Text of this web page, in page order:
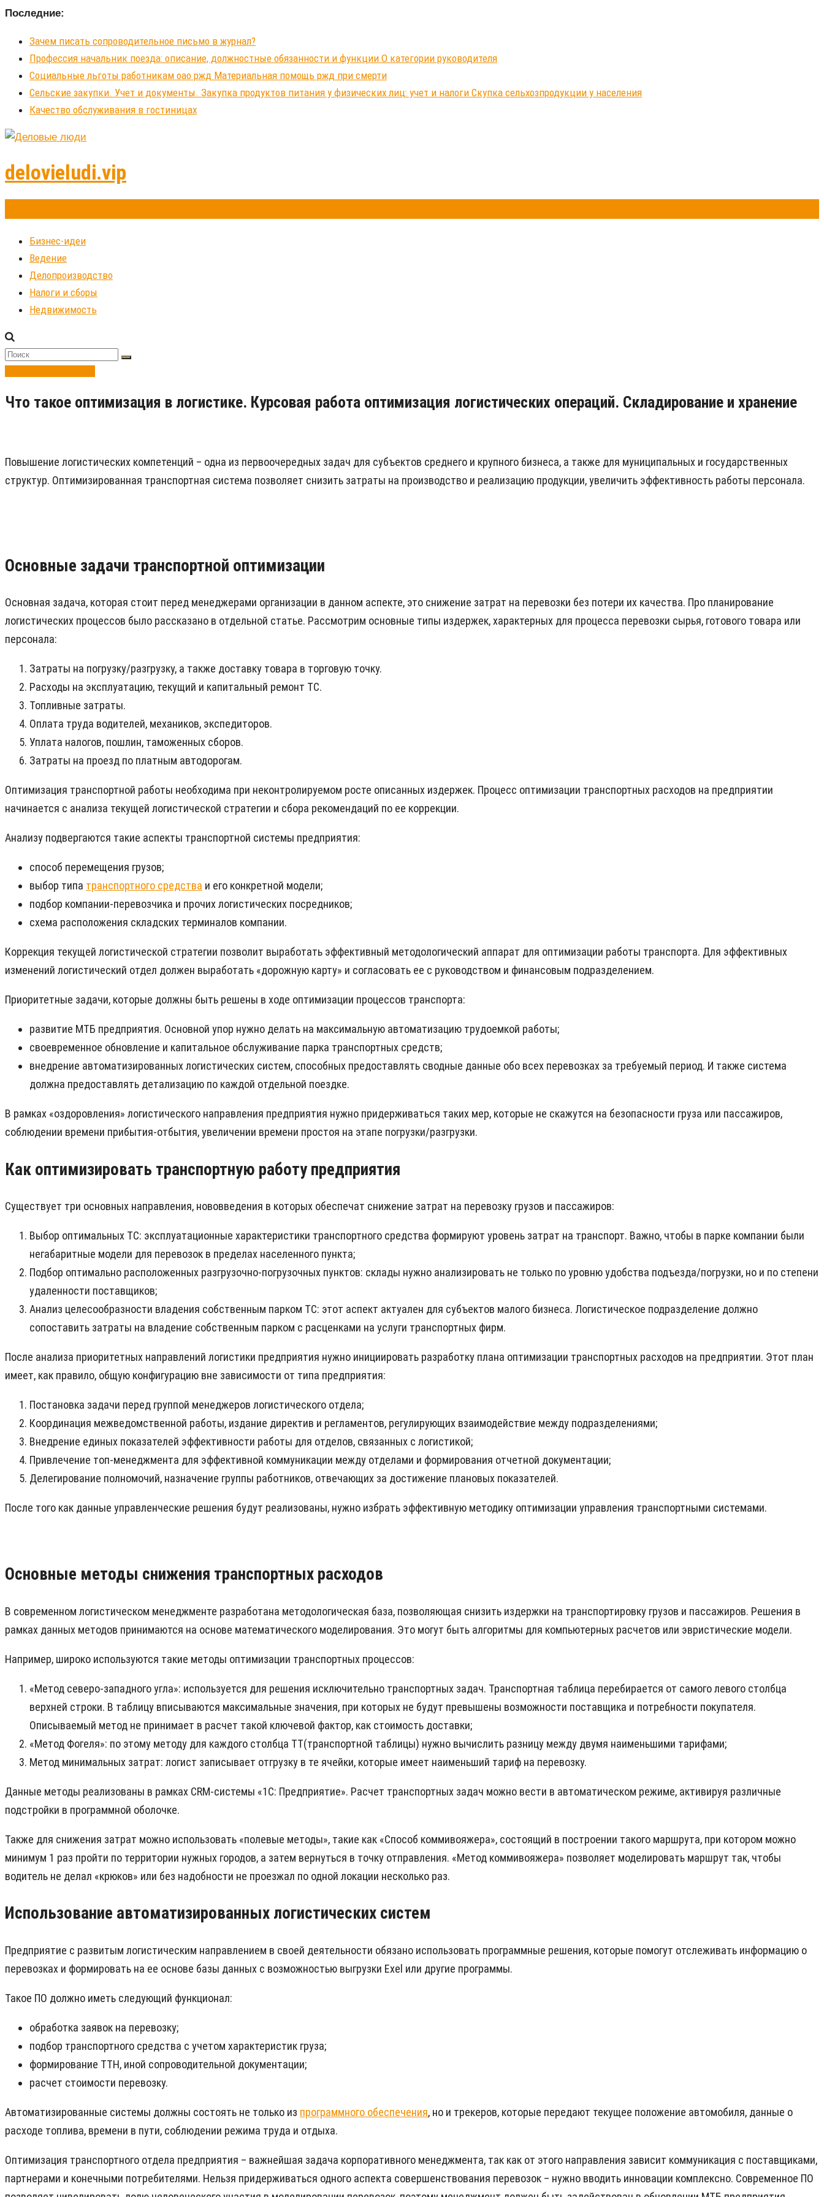
Последние:
Зачем писать сопроводительное письмо в журнал?
Профессия начальник поезда: описание, должностные обязанности и функции О категории руководителя
Социальные льготы работникам оао ржд Материальная помощь ржд при смерти
Сельские закупки. Учет и документы. Закупка продуктов питания у физических лиц: учет и налоги Скупка сельхозпродукции у населения
Качество обслуживания в гостиницах
delovieludi.vip
Бизнес-идеи
Ведение
Делопроизводство
Налоги и сборы
Недвижимость
Что такое оптимизация в логистике. Курсовая работа оптимизация логистических операций. Складирование и хранение
Повышение логистических компетенций – одна из первоочередных задач для субъектов среднего и крупного бизнеса, а также для муниципальных и государственных
структур. Оптимизированная транспортная система позволяет снизить затраты на производство и реализацию продукции, увеличить эффективность работы персонала.
Основные задачи транспортной оптимизации
Основная задача, которая стоит перед менеджерами организации в данном аспекте, это снижение затрат на перевозки без потери их качества. Про планирование
логистических процессов было рассказано в отдельной статье. Рассмотрим основные типы издержек, характерных для процесса перевозки сырья, готового товара или
персонала:
Затраты на погрузку/разгрузку, а также доставку товара в торговую точку.
Расходы на эксплуатацию, текущий и капитальный ремонт ТС.
Топливные затраты.
Оплата труда водителей, механиков, экспедиторов.
Уплата налогов, пошлин, таможенных сборов.
Затраты на проезд по платным автодорогам.
Оптимизация транспортной работы необходима при неконтролируемом росте описанных издержек. Процесс оптимизации транспортных расходов на предприятии
начинается с анализа текущей логистической стратегии и сбора рекомендаций по ее коррекции.
Анализу подвергаются такие аспекты транспортной системы предприятия:
способ перемещения грузов;
выбор типа транспортного средства и его конкретной модели;
подбор компании-перевозчика и прочих логистических посредников;
схема расположения складских терминалов компании.
Коррекция текущей логистической стратегии позволит выработать эффективный методологический аппарат для оптимизации работы транспорта. Для эффективных
изменений логистический отдел должен выработать «дорожную карту» и согласовать ее с руководством и финансовым подразделением.
Приоритетные задачи, которые должны быть решены в ходе оптимизации процессов транспорта:
развитие МТБ предприятия. Основной упор нужно делать на максимальную автоматизацию трудоемкой работы;
своевременное обновление и капитальное обслуживание парка транспортных средств;
внедрение автоматизированных логистических систем, способных предоставлять сводные данные обо всех перевозках за требуемый период. И также система
должна предоставлять детализацию по каждой отдельной поездке.
В рамках «оздоровления» логистического направления предприятия нужно придерживаться таких мер, которые не скажутся на безопасности груза или пассажиров,
соблюдении времени прибытия-отбытия, увеличении времени простоя на этапе погрузки/разгрузки.
Как оптимизировать транспортную работу предприятия
Существует три основных направления, нововведения в которых обеспечат снижение затрат на перевозку грузов и пассажиров:
Выбор оптимальных ТС: эксплуатационные характеристики транспортного средства формируют уровень затрат на транспорт. Важно, чтобы в парке компании были
негабаритные модели для перевозок в пределах населенного пункта;
Подбор оптимально расположенных разгрузочно-погрузочных пунктов: склады нужно анализировать не только по уровню удобства подъезда/погрузки, но и по степени
удаленности поставщиков;
Анализ целесообразности владения собственным парком ТС: этот аспект актуален для субъектов малого бизнеса. Логистическое подразделение должно
сопоставить затраты на владение собственным парком с расценками на услуги транспортных фирм.
После анализа приоритетных направлений логистики предприятия нужно инициировать разработку плана оптимизации транспортных расходов на предприятии. Этот план
имеет, как правило, общую конфигурацию вне зависимости от типа предприятия:
Постановка задачи перед группой менеджеров логистического отдела;
Координация межведомственной работы, издание директив и регламентов, регулирующих взаимодействие между подразделениями;
Внедрение единых показателей эффективности работы для отделов, связанных с логистикой;
Привлечение топ-менеджмента для эффективной коммуникации между отделами и формирования отчетной документации;
Делегирование полномочий, назначение группы работников, отвечающих за достижение плановых показателей.
После того как данные управленческие решения будут реализованы, нужно избрать эффективную методику оптимизации управления транспортными системами.
Основные методы снижения транспортных расходов
В современном логистическом менеджменте разработана методологическая база, позволяющая снизить издержки на транспортировку грузов и пассажиров. Решения в
рамках данных методов принимаются на основе математического моделирования. Это могут быть алгоритмы для компьютерных расчетов или эвристические модели.
Например, широко используются такие методы оптимизации транспортных процессов:
«Метод северо-западного угла»: используется для решения исключительно транспортных задач. Транспортная таблица перебирается от самого левого столбца
верхней строки. В таблицу вписываются максимальные значения, при которых не будут превышены возможности поставщика и потребности покупателя.
Описываемый метод не принимает в расчет такой ключевой фактор, как стоимость доставки;
«Метод Фогеля»: по этому методу для каждого столбца ТТ(транспортной таблицы) нужно вычислить разницу между двумя наименьшими тарифами;
Метод минимальных затрат: логист записывает отгрузку в те ячейки, которые имеет наименьший тариф на перевозку.
Данные методы реализованы в рамках CRM-системы «1С: Предприятие». Расчет транспортных задач можно вести в автоматическом режиме, активируя различные
подстройки в программной оболочке.
Также для снижения затрат можно использовать «полевые методы», такие как «Способ коммивояжера», состоящий в построении такого маршрута, при котором можно
минимум 1 раз пройти по территории нужных городов, а затем вернуться в точку отправления. «Метод коммивояжера» позволяет моделировать маршрут так, чтобы
водитель не делал «крюков» или без надобности не проезжал по одной локации несколько раз.
Использование автоматизированных логистических систем
Предприятие с развитым логистическим направлением в своей деятельности обязано использовать программные решения, которые помогут отслеживать информацию о
перевозках и формировать на ее основе базы данных с возможностью выгрузки Exel или другие программы.
Такое ПО должно иметь следующий функционал:
обработка заявок на перевозку;
подбор транспортного средства с учетом характеристик груза;
формирование ТТН, иной сопроводительной документации;
расчет стоимости перевозку.
Автоматизированные системы должны состоять не только из программного обеспечения, но и трекеров, которые передают текущее положение автомобиля, данные о
расходе топлива, времени в пути, соблюдении режима труда и отдыха.
Оптимизация транспортного отдела предприятия – важнейшая задача корпоративного менеджмента, так как от этого направления зависит коммуникация с поставщиками,
партнерами и конечными потребителями. Нельзя придерживаться одного аспекта совершенствования перевозок – нужно вводить инновации комплексно. Современное ПО